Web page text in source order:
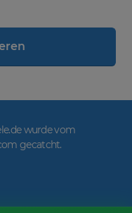
wurde vom
gecatcht.